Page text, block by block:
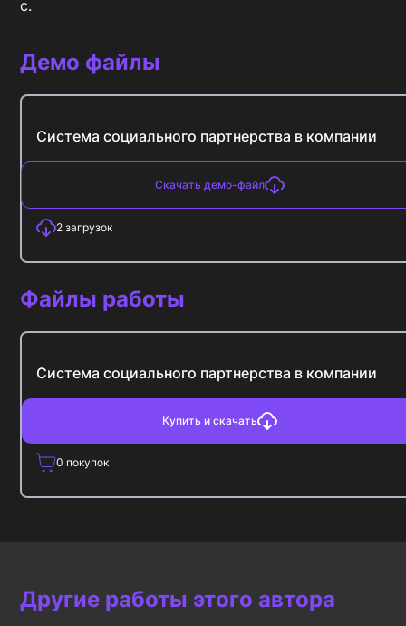
с.
Демо файлы
Система социального партнерства в компании
Скачать демо-файл
2 загрузок
Файлы работы
Система социального партнерства в компании
Купить и скачать
0 покупок
Другие работы этого автора